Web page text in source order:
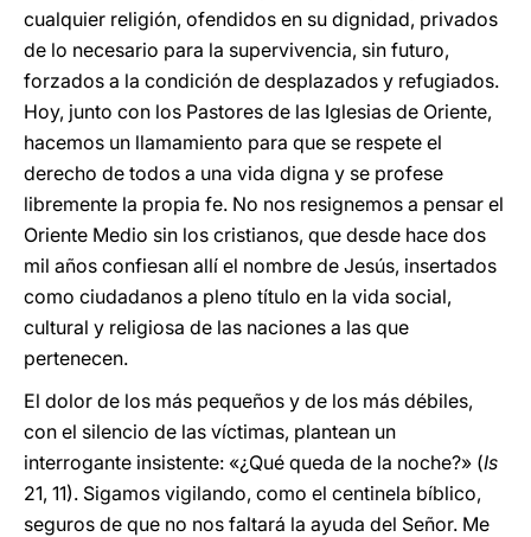
cualquier religión, ofendidos en su dignidad, privados
de lo necesario para la supervivencia, sin futuro,
forzados a la condición de desplazados y refugiados.
Hoy, junto con los Pastores de las Iglesias de Oriente,
hacemos un llamamiento para que se respete el
derecho de todos a una vida digna y se profese
libremente la propia fe. No nos resignemos a pensar el
Oriente Medio sin los cristianos, que desde hace dos
mil años confiesan allí el nombre de Jesús, insertados
como ciudadanos a pleno título en la vida social,
cultural y religiosa de las naciones a las que
pertenecen.
El dolor de los más pequeños y de los más débiles,
con el silencio de las víctimas, plantean un
interrogante insistente: «¿Qué queda de la noche?» (Is
21, 11). Sigamos vigilando, como el centinela bíblico,
seguros de que no nos faltará la ayuda del Señor. Me